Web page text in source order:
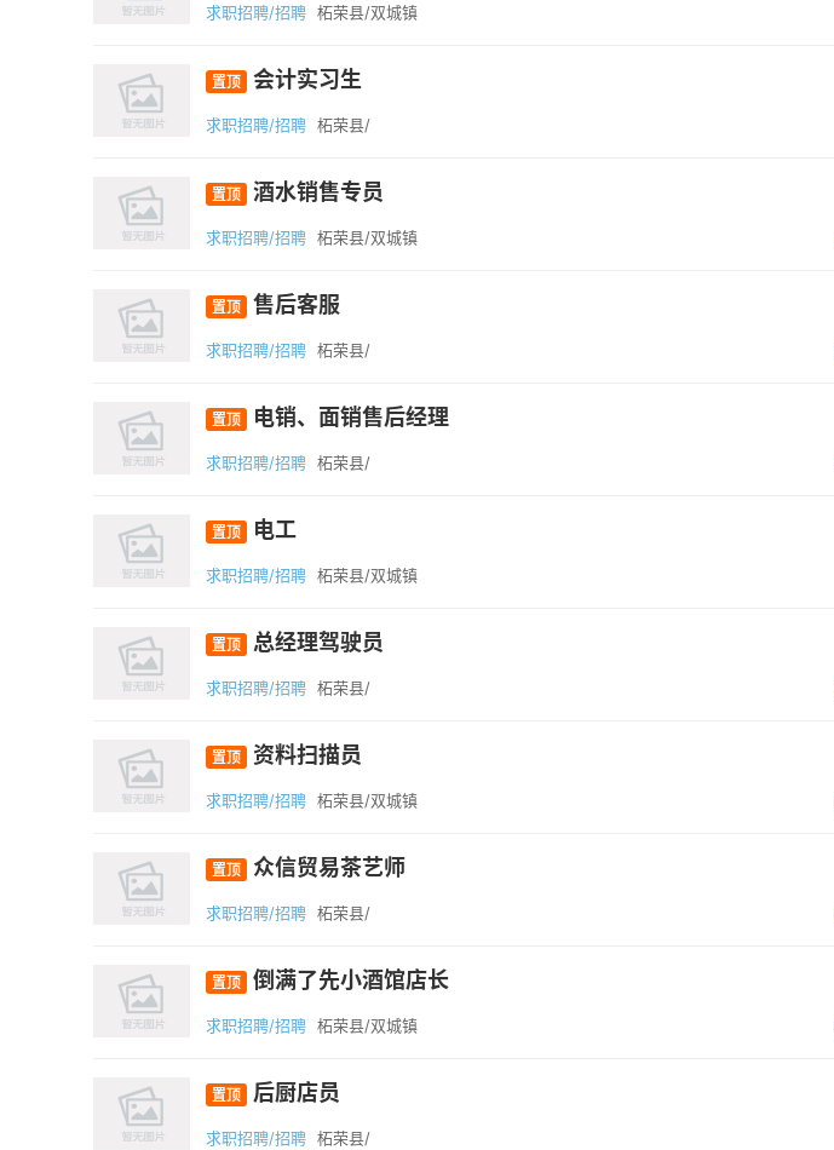
求职招聘/招聘 柘荣县/双城镇
置顶 会计实习生
求职招聘/招聘 柘荣县/
置顶 酒水销售专员
求职招聘/招聘 柘荣县/双城镇
置顶 售后客服
求职招聘/招聘 柘荣县/
置顶 电销、面销售后经理
求职招聘/招聘 柘荣县/
置顶 电工
求职招聘/招聘 柘荣县/双城镇
置顶 总经理驾驶员
求职招聘/招聘 柘荣县/
置顶 资料扫描员
求职招聘/招聘 柘荣县/双城镇
置顶 众信贸易茶艺师
求职招聘/招聘 柘荣县/
置顶 倒满了先小酒馆店长
求职招聘/招聘 柘荣县/双城镇
置顶 后厨店员
求职招聘/招聘 柘荣县/